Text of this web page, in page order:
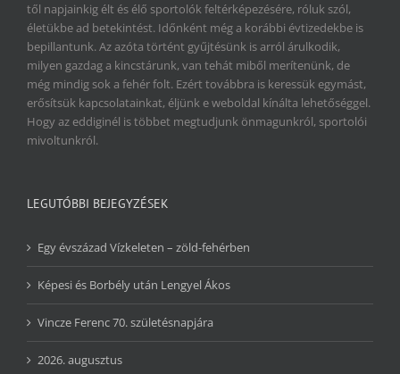
től napjainkig élt és élő sportolók feltérképezésére, róluk szól,
életükbe ad betekintést. Időnként még a korábbi évtizedekbe is
bepillantunk. Az azóta történt gyűjtésünk is arról árulkodik,
milyen gazdag a kincstárunk, van tehát miből merítenünk, de
még mindig sok a fehér folt. Ezért továbbra is keressük egymást,
erősítsük kapcsolatainkat, éljünk e weboldal kínálta lehetőséggel.
Hogy az eddiginél is többet megtudjunk önmagunkról, sportolói
mivoltunkról.
LEGUTÓBBI BEJEGYZÉSEK
Egy évszázad Vízkeleten – zöld-fehérben
Képesi és Borbély után Lengyel Ákos
Vincze Ferenc 70. születésnapjára
2026. augusztus